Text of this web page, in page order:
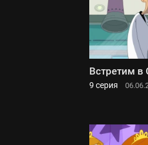
Встретим в
9 серия